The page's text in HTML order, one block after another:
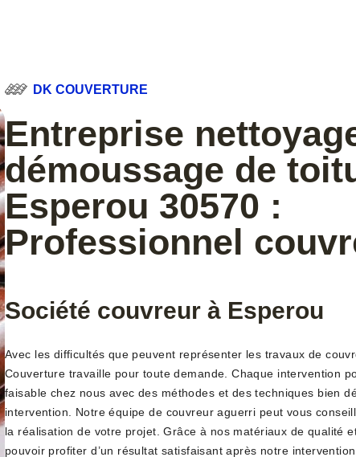
DK COUVERTURE
Entreprise
démoussage de
Esperou 30570 :
Professionnel
Société couvreur à Esperou
Avec les difficultés que peuvent représenter les travaux de
Couverture travaille pour toute demande. Chaque intervention
faisable chez nous avec des méthodes et des techniques bien
intervention. Notre équipe de couvreur aguerri peut vous
la réalisation de votre projet. Grâce à nos matériaux de qualité
pouvoir profiter d’un résultat satisfaisant après notre